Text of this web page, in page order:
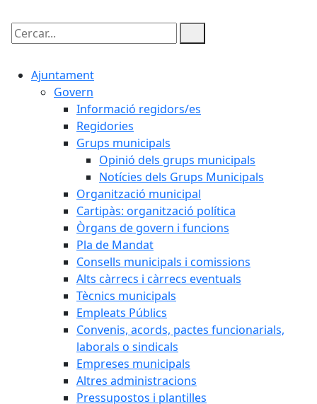
Cercar:
Ajuntament
Govern
Informació regidors/es
Regidories
Grups municipals
Opinió dels grups municipals
Notícies dels Grups Municipals
Organització municipal
Cartipàs: organització política
Òrgans de govern i funcions
Pla de Mandat
Consells municipals i comissions
Alts càrrecs i càrrecs eventuals
Tècnics municipals
Empleats Públics
Convenis, acords, pactes funcionarials,
laborals o sindicals
Empreses municipals
Altres administracions
Pressupostos i plantilles